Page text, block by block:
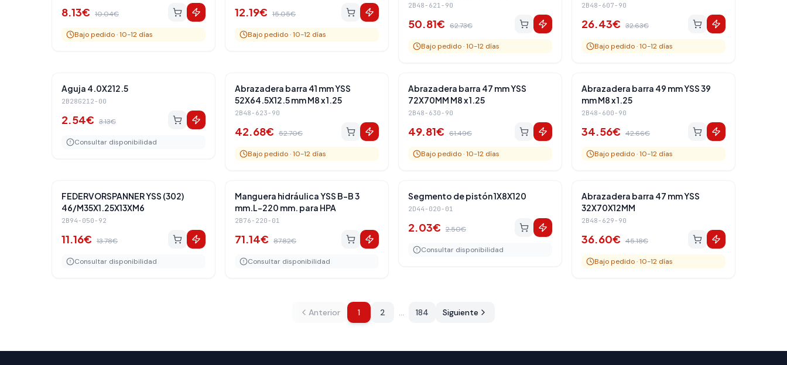
8.13€ 10.04€
Bajo pedido · 10-12 días
12.19€ 15.05€
Bajo pedido · 10-12 días
2B48-621-90
50.81€ 62.73€
Bajo pedido · 10-12 días
2B48-607-90
26.43€ 32.63€
Bajo pedido · 10-12 días
-19 Amortiguadores Traseros
Aguja 4.0X212.5
2B28G212-00
2.54€ 3.13€
Consultar disponibilidad
-19 Amortiguadores Traseros
Abrazadera barra 41 mm YSS
52X64.5X12.5 mm M8 x 1.25
2B48-623-90
42.68€ 52.70€
Bajo pedido · 10-12 días
-19 Amortiguadores Traseros
Abrazadera barra 47 mm YSS
72X70MM M8 x 1.25
2B48-630-90
49.81€ 61.49€
Bajo pedido · 10-12 días
-19 Amortiguadores Traseros
Abrazadera barra 49 mm YSS 39
mm M8 x 1.25
2B48-600-90
34.56€ 42.66€
Bajo pedido · 10-12 días
-19% Amortiguadores Traseros
FEDERVORSPANNER YSS (302)
46/M35X1.25X13XM6
2B94-050-92
11.16€ 13.78€
Consultar disponibilidad
- 19 Amortiguadores Traseros
Manguera hidráulica YSS B-B 3
mm.L-220 mm. para HPA
2B76-220-01
71.14€ 87.82€
Consultar disponibilidad
-19 Amortiguadores Traseros
Segmento de pistón 1X8X120
2D44-020-01
2.03€ 2.50€
Consultar disponibilidad
-19 Amortiguadores Traseros
Abrazadera barra 47 mm YSS
32X70X12MM
2B48-629-90
36.60€ 45.18€
Bajo pedido · 10-12 días
Anterior 1 2 … 184 Siguiente